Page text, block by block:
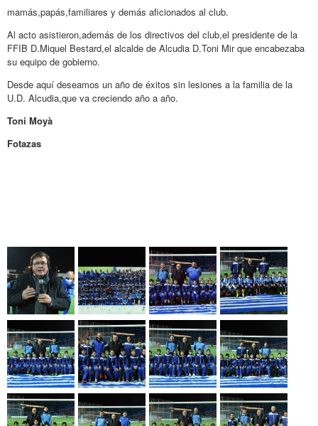
mamás,papás,familiares y demás aficionados al club.
Al acto asistieron,además de los directivos del club,el presidente de la
FFIB D.Miquel Bestard,el alcalde de Alcudia D.Toni Mir que encabezaba
su equipo de gobierno.
Desde aquí deseamos un año de éxitos sin lesiones a la familia de la
U.D. Alcudia,que va creciendo año a año.
Toni Moyà
Fotazas